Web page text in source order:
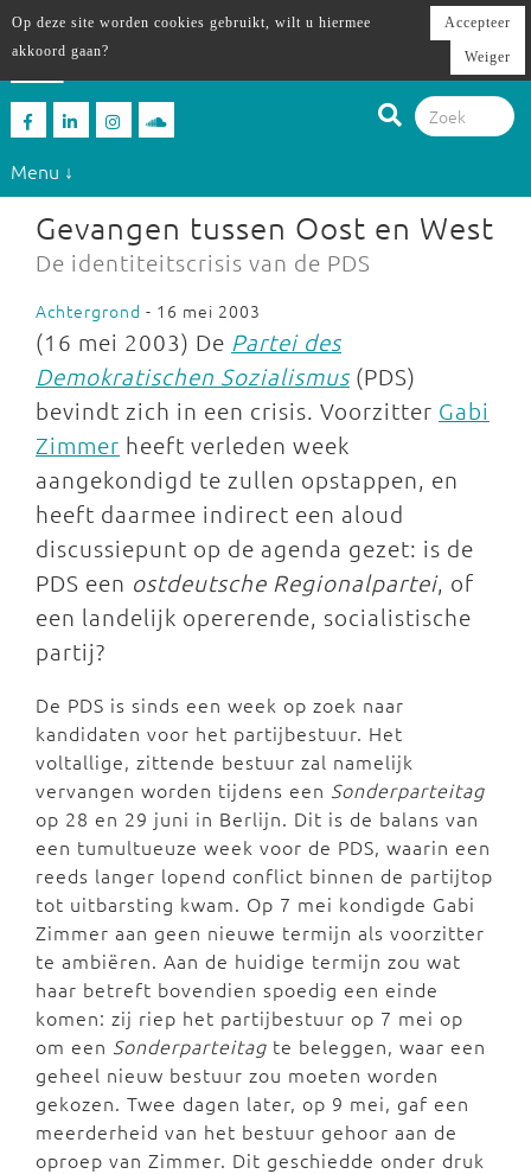
Menu ↓
Gevangen tussen Oost en West
De identiteitscrisis van de PDS
Achtergrond - 16 mei 2003
(16 mei 2003) De Partei des
Demokratischen Sozialismus (PDS)
bevindt zich in een crisis. Voorzitter Gabi
Zimmer heeft verleden week
aangekondigd te zullen opstappen, en
heeft daarmee indirect een aloud
discussiepunt op de agenda gezet: is de
PDS een ostdeutsche Regionalpartei, of
een landelijk opererende, socialistische
partij?
De PDS is sinds een week op zoek naar
kandidaten voor het partijbestuur. Het
voltallige, zittende bestuur zal namelijk
vervangen worden tijdens een Sonderparteitag
op 28 en 29 juni in Berlijn. Dit is de balans van
een tumultueuze week voor de PDS, waarin een
reeds langer lopend conflict binnen de partijtop
tot uitbarsting kwam. Op 7 mei kondigde Gabi
Zimmer aan geen nieuwe termijn als voorzitter
te ambiëren. Aan de huidige termijn zou wat
haar betreft bovendien spoedig een einde
komen: zij riep het partijbestuur op 7 mei op
om een Sonderparteitag te beleggen, waar een
geheel nieuw bestuur zou moeten worden
gekozen. Twee dagen later, op 9 mei, gaf een
meerderheid van het bestuur gehoor aan de
oproep van Zimmer. Dit geschiedde onder druk
Op deze site worden cookies gebruikt, wilt u hiermee
akkoord gaan?
Accepteer
Weiger